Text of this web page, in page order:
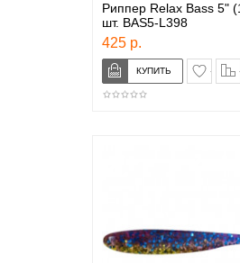
Риппер Relax Bass 5"
шт. BAS5-L398
425 р.
в